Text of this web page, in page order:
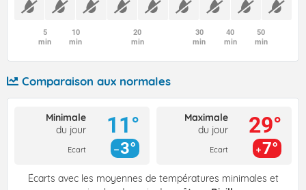
5
min
10
min
20
min
30
min
40
min
50
min
Comparaison aux normales
Minimale
du jour
Ecart
11°
3°
Maximale
du jour
Ecart
29°
7°
Écarts avec les moyennes de températures minimales et